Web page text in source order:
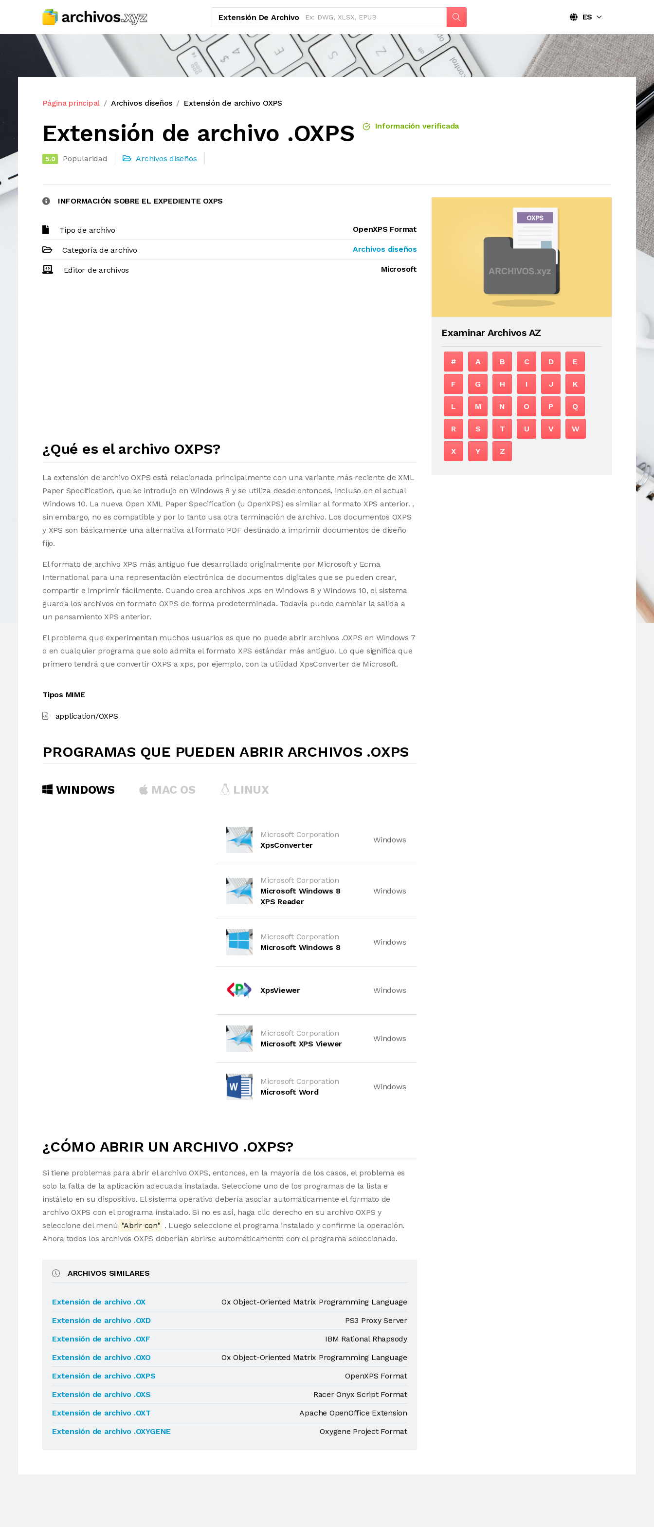
Extensión De Archivo ES
Página principal Archivos diseños Extensión de archivo OXPS
Extensión de archivo .OXPS Información verificada
5.0 Popularidad Archivos diseños
INFORMACIÓN SOBRE EL EXPEDIENTE OXPS
Tipo de archivo OpenXPS Format
Categoría de archivo Archivos diseños
Editor de archivos Microsoft
¿Qué es el archivo OXPS?
La extensión de archivo OXPS está relacionada principalmente con una variante más reciente de XML
Paper Specification, que se introdujo en Windows 8 y se utiliza desde entonces, incluso en el actual
Windows 10. La nueva Open XML Paper Specification (u OpenXPS) es similar al formato XPS anterior. ,
sin embargo, no es compatible y por lo tanto usa otra terminación de archivo. Los documentos OXPS
y XPS son básicamente una alternativa al formato PDF destinado a imprimir documentos de diseño
fijo.
El formato de archivo XPS más antiguo fue desarrollado originalmente por Microsoft y Ecma
International para una representación electrónica de documentos digitales que se pueden crear,
compartir e imprimir fácilmente. Cuando crea archivos .xps en Windows 8 y Windows 10, el sistema
guarda los archivos en formato OXPS de forma predeterminada. Todavía puede cambiar la salida a
un pensamiento XPS anterior.
El problema que experimentan muchos usuarios es que no puede abrir archivos .OXPS en Windows 7
o en cualquier programa que solo admita el formato XPS estándar más antiguo. Lo que significa que
primero tendrá que convertir OXPS a xps, por ejemplo, con la utilidad XpsConverter de Microsoft.
Tipos MIME
application/OXPS
PROGRAMAS QUE PUEDEN ABRIR ARCHIVOS .OXPS
WINDOWS MAC OS LINUX
Microsoft Corporation
XpsConverter
Windows
Microsoft Corporation
Microsoft Windows 8
XPS Reader
Windows
Microsoft Corporation
Microsoft Windows 8
Windows
XpsViewer Windows
Microsoft Corporation
Microsoft XPS Viewer
Windows
Microsoft Corporation
Microsoft Word
Windows
¿CÓMO ABRIR UN ARCHIVO .OXPS?
Si tiene problemas para abrir el archivo OXPS, entonces, en la mayoría de los casos, el problema es
solo la falta de la aplicación adecuada instalada. Seleccione uno de los programas de la lista e
instálelo en su dispositivo. El sistema operativo debería asociar automáticamente el formato de
archivo OXPS con el programa instalado. Si no es así, haga clic derecho en su archivo OXPS y
seleccione del menú "Abrir con" . Luego seleccione el programa instalado y confirme la operación.
Ahora todos los archivos OXPS deberían abrirse automáticamente con el programa seleccionado.
ARCHIVOS SIMILARES
Extensión de archivo .OX
Ox Object-Oriented Matrix Programming Language
Extensión de archivo .OXD
PS3 Proxy Server
Extensión de archivo .OXF
IBM Rational Rhapsody
Extensión de archivo .OXO
Ox Object-Oriented Matrix Programming Language
Extensión de archivo .OXPS
OpenXPS Format
Extensión de archivo .OXS
Racer Onyx Script Format
Extensión de archivo .OXT
Apache OpenOffice Extension
Extensión de archivo .OXYGENE
Oxygene Project Format
Examinar Archivos AZ
# A B C D E
F G H I J K
L M N O P Q
R S T U V W
X Y Z